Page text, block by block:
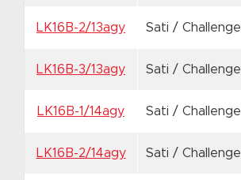
LK16B-2/13agy Sati / Challenge
LK16B-3/13agy Sati / Challenge
LK16B-1/14agy Sati / Challenge
LK16B-2/14agy Sati / Challenge